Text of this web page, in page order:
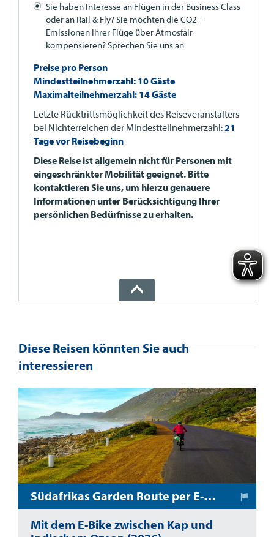
Sie haben Interesse an Flügen in der Business Class
oder an Rail & Fly? Sie möchten die CO2 -
Emissionen Ihrer Flüge über Atmosfair
kompensieren? Sprechen Sie uns an
Preise pro Person
Mindestteilnehmerzahl: 10 Gäste
Maximalteilnehmerzahl: 14 Gäste
Letzte Rücktrittsmöglichkeit des Reiseveranstalters
bei Nichterreichen der Mindestteilnehmerzahl:21
Tage vor Reisebeginn
Diese Reise ist allgemein nicht für Personen mit
eingeschränkter Mobilität geeignet. Bitte
kontaktieren Sie uns, um hierzu genauere
Informationen unter Berücksichtigung Ihrer
persönlichen Bedürfnisse zu erhalten.
Diese Reisen könnten Sie auch
interessieren
Südafrikas Garden Route per E-Bike
Mit dem E-Bike zwischen Kap und